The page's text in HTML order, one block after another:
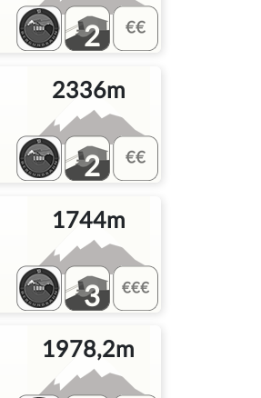
2
2336m
2
1744m
3
1978,2m